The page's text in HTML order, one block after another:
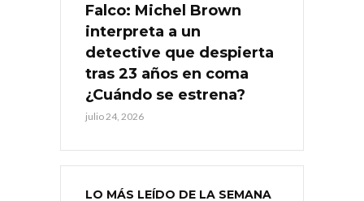
Falco: Michel Brown
interpreta a un
detective que despierta
tras 23 años en coma
¿Cuándo se estrena?
julio 24, 2026
LO MÁS LEÍDO DE LA SEMANA